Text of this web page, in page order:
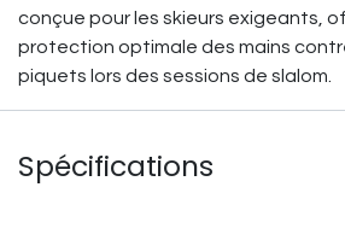
conçue pour les skieurs exigeants,
protection optimale des mains
piquets lors des sessions de slalom.
Spécifications